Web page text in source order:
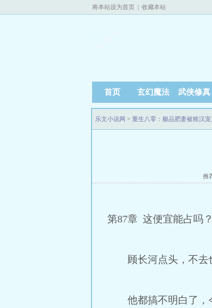
将本站设为首页 收藏本站
首页 玄幻魔法 武侠修真
乐文小说网 > 重生八零：极品肥妻被糙汉宠
推
第87章 这便宜能占吗？
顾长河点头，不去也
他都搞不明白了，今